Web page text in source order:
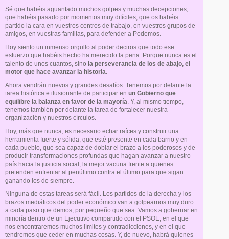
Sé que habéis aguantado muchos golpes y muchas decepciones,
que habéis pasado por momentos muy difíciles, que os habéis
partido la cara en vuestros centros de trabajo, en vuestros grupos de
amigos, en vuestras familias, para defender a Podemos.
Hoy siento un inmenso orgullo al poder deciros que todo ese
esfuerzo que habéis hecho ha merecido la pena. Porque nunca es el
talento de unos cuantos, sino la perseverancia de los de abajo, el
motor que hace avanzar la historia.
Ahora vendrán nuevos y grandes desafíos. Tenemos por delante la
tarea histórica e ilusionante de participar en un Gobierno que
equilibre la balanza en favor de la mayoría. Y, al mismo tiempo,
tenemos también por delante la tarea de fortalecer nuestra
organización y nuestros círculos.
Hoy, más que nunca, es necesario echar raíces y construir una
herramienta fuerte y sólida, que esté presente en cada barrio y en
cada pueblo, que sea capaz de doblar el brazo a los poderosos y de
producir transformaciones profundas que hagan avanzar a nuestro
país hacia la justicia social, la mejor vacuna frente a quienes
pretenden enfrentar al penúltimo contra el último para que sigan
ganando los de siempre.
Ninguna de estas tareas será fácil. Los partidos de la derecha y los
brazos mediáticos del poder económico van a golpearnos muy duro
a cada paso que demos, por pequeño que sea. Vamos a gobernar en
minoría dentro de un Ejecutivo compartido con el PSOE, en el que
nos encontraremos muchos límites y contradicciones, y en el que
tendremos que ceder en muchas cosas. Y, de nuevo, habrá quienes